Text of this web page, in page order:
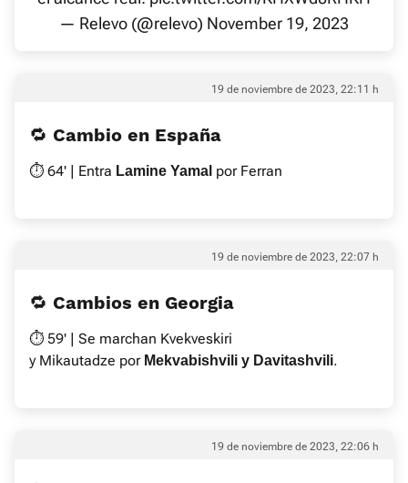
— Relevo (@relevo) November 19, 2023
19 de noviembre de 2023, 22:11 h
🔁 Cambio en España
⏱ 64' | Entra Lamine Yamal por Ferran
19 de noviembre de 2023, 22:07 h
🔁 Cambios en Georgia
⏱ 59' | Se marchan Kvekveskiri
y Mikautadze por Mekvabishvili y Davitashvili.
19 de noviembre de 2023, 22:06 h